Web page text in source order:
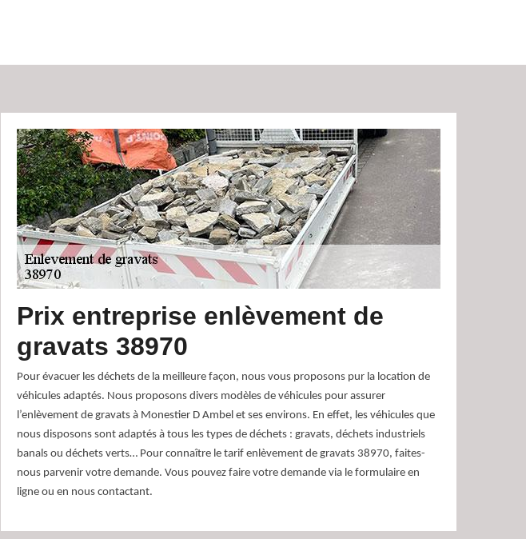
Prix entreprise enlèvement de
gravats 38970
Pour évacuer les déchets de la meilleure façon, nous vous proposons pur la location de
véhicules adaptés. Nous proposons divers modèles de véhicules pour assurer
l’enlèvement de gravats à Monestier D Ambel et ses environs. En effet, les véhicules que
nous disposons sont adaptés à tous les types de déchets : gravats, déchets industriels
banals ou déchets verts… Pour connaître le tarif enlèvement de gravats 38970, faites-
nous parvenir votre demande. Vous pouvez faire votre demande via le formulaire en
ligne ou en nous contactant.